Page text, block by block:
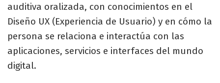
auditiva oralizada, con conocimientos en el
Diseño UX (Experiencia de Usuario) y en cómo la
persona se relaciona e interactúa con las
aplicaciones, servicios e interfaces del mundo
digital.